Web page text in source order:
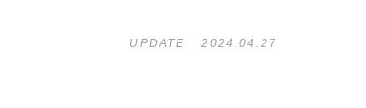
UPDATE 2024.04.27